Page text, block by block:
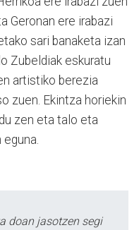
Geronan ere irabazi
sari banaketa izan
Zubeldiak eskuratu
artistiko berezia
zuen. Ekintza horiekin
zen eta talo eta
doan jasotzen segi